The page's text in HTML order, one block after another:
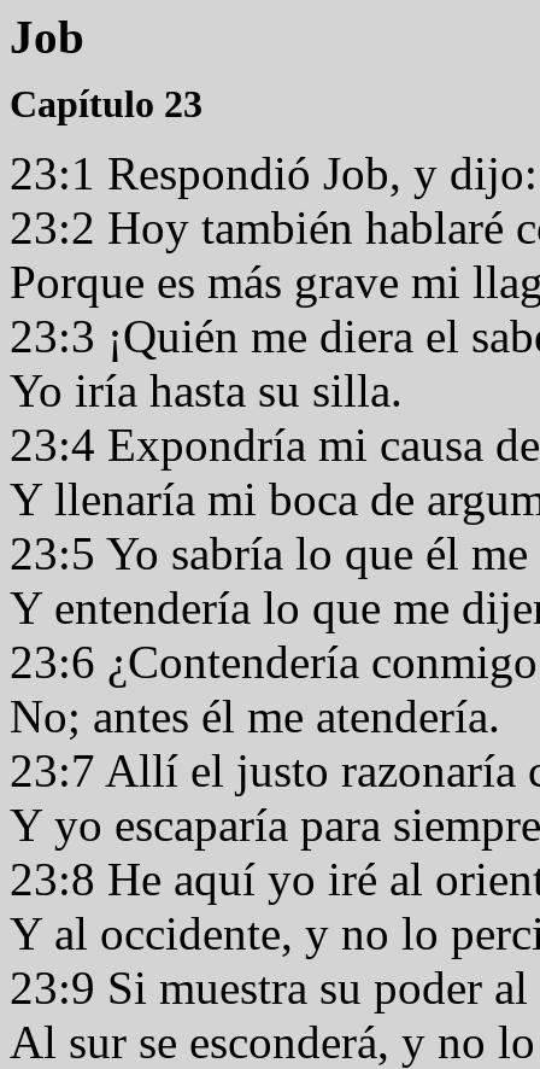
Job
Capítulo 23
23:1 Respondió Job, y
23:2 Hoy también hablaré
Porque es más grave mi
23:3 ¡Quién me diera el
Yo iría hasta su silla.
23:4 Expondría mi causa
Y llenaría mi boca de
23:5 Yo sabría lo que él
Y entendería lo que me
23:6 ¿Contendería
No; antes él me atendería.
23:7 Allí el justo razonaría
Y yo escaparía para
23:8 He aquí yo iré al
Y al occidente, y no lo
23:9 Si muestra su poder
Al sur se esconderá, y no